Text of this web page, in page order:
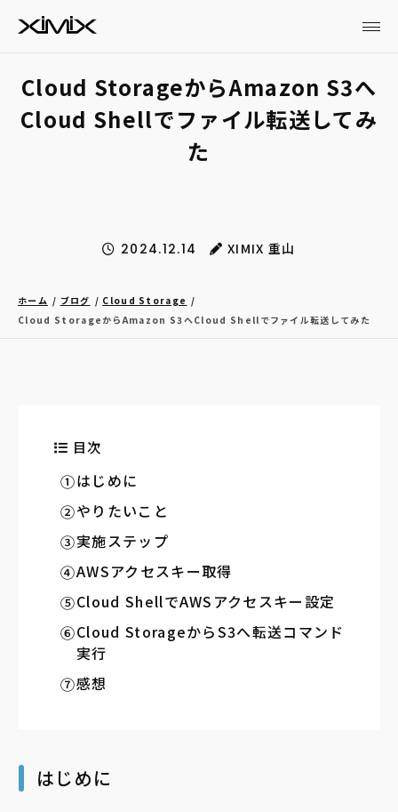
Cloud StorageからAmazon S3へ
Cloud Shellでファイル転送してみ
た
2024.12.14 XIMIX 重山
ホーム ブログ
Cloud Storage
Cloud StorageからAmazon S3へCloud Shellでファイル転送してみた
目次
はじめに
やりたいこと
実施ステップ
AWSアクセスキー取得
Cloud ShellでAWSアクセスキー設定
Cloud StorageからS3へ転送コマンド
実行
感想
はじめに